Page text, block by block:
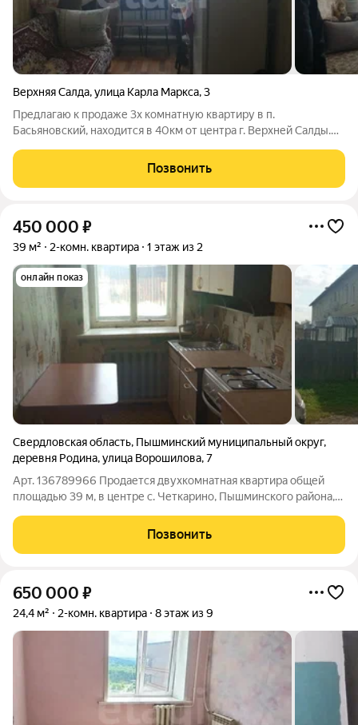
Верхняя Салда,улица Карла Маркса,3
Предлагаю к продаже 3х комнатную квартиру в п.
Басьяновский, находится в 40км от центра г. Верхней Салды.
Почти до самого поселка асфальтированная дорога. В поселке
развита вся инфраструктура:
Позвонить
450 000 ₽
39 м² 2-комн. квартира 1 этаж из 2
онлайн показ
Свердловская область, Пышминский муниципальный округ,
деревня Родина,улица Ворошилова,7
Арт. 136789966 Продается двухкомнатная квартира общей
площадью 39 м, в центре с. Четкарино, Пышминского района,
находится на первом этаже двухэтажного кирпичного дома.
Квартира светлая, теплая, с
Позвонить
650 000 ₽
24,4 м² 2-комн. квартира 8 этаж из 9